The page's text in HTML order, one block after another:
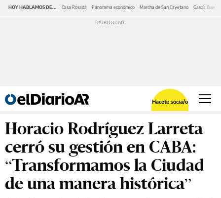
HOY HABLAMOS DE... Casa Rosada Panorama económico Marcha de San Cayetano García Cuerva
Hacete socia/o
Horacio Rodríguez Larreta
cerró su gestión en CABA:
“Transformamos la Ciudad
de una manera histórica”